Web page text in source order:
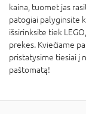
kaina, tuomet jas
patogiai palyginsite
išsirinksite tiek
prekes. Kviečiame
pristatysime tiesiai į
paštomatą!